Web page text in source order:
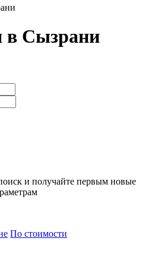
в Сызрани
и получайте первым новые
По стоимости